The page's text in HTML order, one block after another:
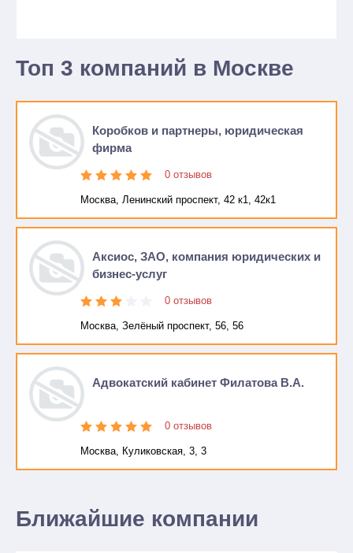
Топ 3 компаний в Москве
Коробков и партнеры, юридическая
фирма
0 отзывов
Москва, Ленинский проспект, 42 к1, 42к1
Аксиос, ЗАО, компания юридических и
бизнес-услуг
0 отзывов
Москва, Зелёный проспект, 56, 56
Адвокатский кабинет Филатова В.А.
0 отзывов
Москва, Куликовская, 3, 3
Ближайшие компании